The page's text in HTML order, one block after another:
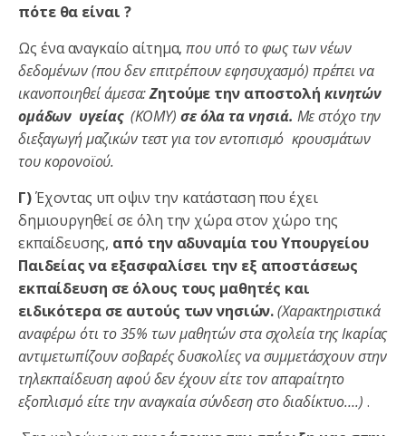
πότεθα είναι ?
Ως ένα αναγκαίο αίτημα, που υπό το φως των νέων
δεδομένων (που δεν επιτρέπουν εφησυχασμό) πρέπει να
ικανοποιηθεί άμεσα:Ζητούμε την αποστολήκινητών
ομάδων υγείας (ΚΟΜΥ) σε όλα τα νησιά. Με στόχο την
διεξαγωγή μαζικών τεστ για τον εντοπισμό κρουσμάτων
του κορoνοϊού.
Γ)Έχοντας υπ οψιν την κατάσταση που έχει
δημιουργηθεί σε όλη την χώρα στον χώρο της
εκπαίδευσης, από την αδυναμία του Υπουργείου
Παιδείας να εξασφαλίσει την εξ αποστάσεως
εκπαίδευση σε όλους τους μαθητές και
ειδικότερα σε αυτούς των νησιών.(Χαρακτηριστικά
αναφέρω ότι το 35% των μαθητών στα σχολεία της Ικαρίας
αντιμετωπίζουν σοβαρές δυσκολίες να συμμετάσχουν στην
τηλεκπαίδευση αφού δεν έχουν είτε τον απαραίτητο
εξοπλισμό είτε την αναγκαία σύνδεση στο διαδίκτυο….) .